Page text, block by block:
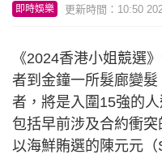
即時娛樂 更新時間：10:50
《2024香港小姐競選
者到金鐘一所髮廊變
者，將是入圍15強的
包括早前涉及合約衝
以海鮮賄選的陳元元（